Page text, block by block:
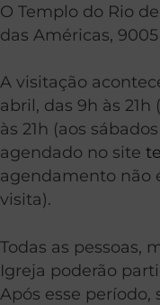
O Templo do Rio
das Américas,
A visitação
abril, das 9h às
às 21h (aos
agendado no site
agendamento não
visita).
Todas as pessoas,
Igreja poderão
Após esse